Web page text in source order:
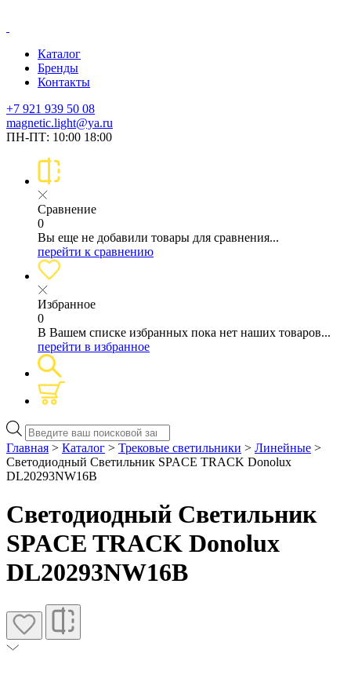
Каталог
Бренды
Контакты
+7 921 939 50 08
magnetic.light@ya.ru
ПН-ПТ: 10:00 18:00
Сравнение
0
Вы еще не добавили товары для сравнения...
перейти к сравнению
Избранное
0
В Вашем списке избранных пока нет наших товаров...
перейти в избранное
Поиск
товаров
Главная > Каталог > Трековые светильники > Линейные >
Светодиодный Светильник SPACE TRACK Donolux
DL20293NW16B
Светодиодный Светильник
SPACE TRACK Donolux
DL20293NW16B